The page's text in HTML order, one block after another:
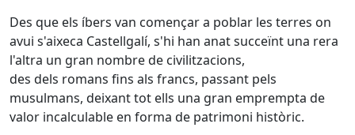
Des que els íbers van començar a poblar les terres on
avui s'aixeca Castellgalí, s'hi han anat succeïnt una rera
l'altra un gran nombre de civilitzacions,
des dels romans fins als francs, passant pels
musulmans, deixant tot ells una gran emprempta de
valor incalculable en forma de patrimoni històric.